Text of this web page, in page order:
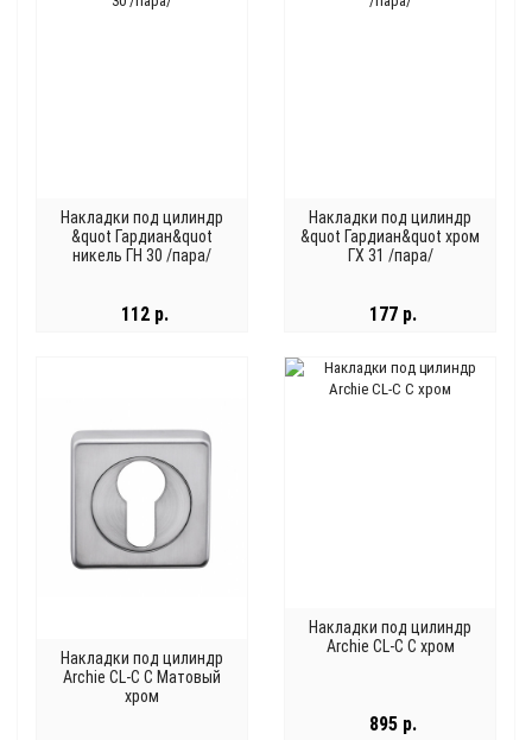
Накладки под цилиндр
&quot Гардиан&quot
никель ГН 30 /пара/
112 р.
Накладки под цилиндр
&quot Гардиан&quot хром
ГХ 31 /пара/
177 р.
Накладки под цилиндр
Archie CL-C C Матовый
хром
Накладки под цилиндр
Archie CL-C C хром
895 р.